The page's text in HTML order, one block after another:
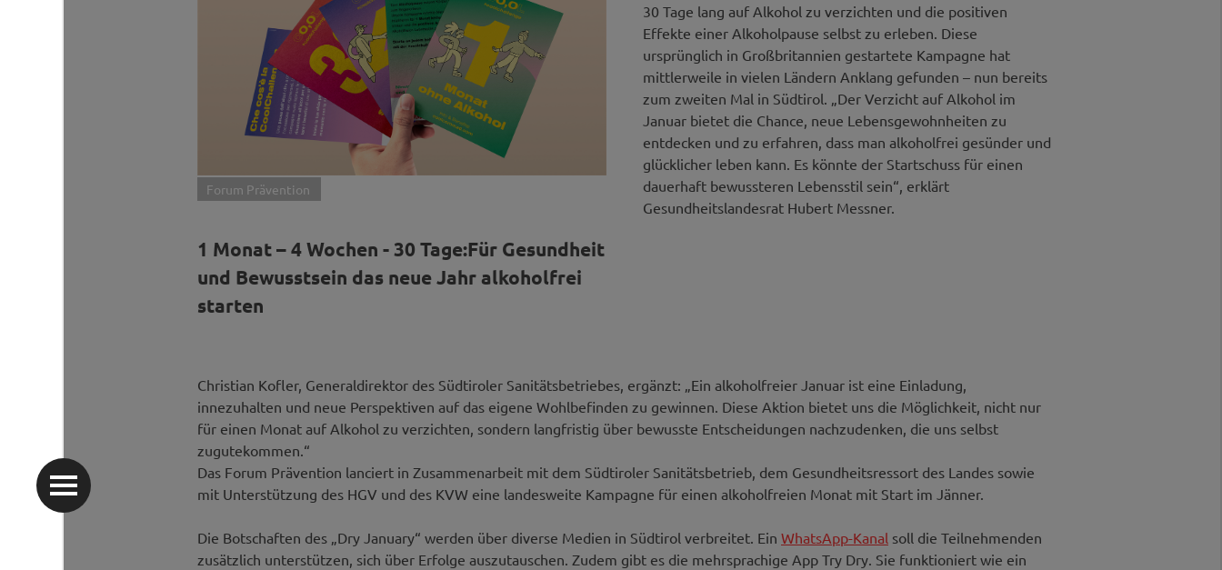
Forum Prävention
1 Monat – 4 Wochen - 30 Tage:Für Gesundheit
und Bewusstsein das neue Jahr alkoholfrei
starten
30 Tage lang auf Alkohol zu verzichten und die positiven
Effekte einer Alkoholpause selbst zu erleben. Diese
ursprünglich in Großbritannien gestartete Kampagne hat
mittlerweile in vielen Ländern Anklang gefunden – nun bereits
zum zweiten Mal in Südtirol. „Der Verzicht auf Alkohol im
Januar bietet die Chance, neue Lebensgewohnheiten zu
entdecken und zu erfahren, dass man alkoholfrei gesünder und
glücklicher leben kann. Es könnte der Startschuss für einen
dauerhaft bewussteren Lebensstil sein“, erklärt
Gesundheitslandesrat Hubert Messner.
Christian Kofler, Generaldirektor des Südtiroler Sanitätsbetriebes, ergänzt: „Ein alkoholfreier Januar ist eine Einladung,
innezuhalten und neue Perspektiven auf das eigene Wohlbefinden zu gewinnen. Diese Aktion bietet uns die Möglichkeit, nicht nur
für einen Monat auf Alkohol zu verzichten, sondern langfristig über bewusste Entscheidungen nachzudenken, die uns selbst
zugutekommen.“
Das Forum Prävention lanciert in Zusammenarbeit mit dem Südtiroler Sanitätsbetrieb, dem Gesundheitsressort des Landes sowie
mit Unterstützung des HGV und des KVW eine landesweite Kampagne für einen alkoholfreien Monat mit Start im Jänner.
Die Botschaften des „Dry January“ werden über diverse Medien in Südtirol verbreitet. Ein WhatsApp-Kanal soll die Teilnehmenden
zusätzlich unterstützen, sich über Erfolge auszutauschen. Zudem gibt es die mehrsprachige App Try Dry. Sie funktioniert wie ein